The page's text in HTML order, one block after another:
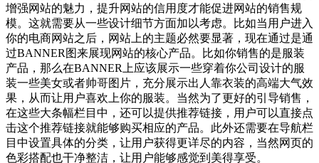
增强网站的魅力，提升网站的信用度才能促进网站的销售规
模。这就需要从一些设计细节方面加以考虑。比如当用户进入
你的电商网站之后，网站上的主题必然要显著，现在通过是通
过BANNER图来展现网站的核心产品。比如你销售的是服装
产品，那么在BANNER上应该展示一些穿着你公司设计的服
装一些美女或者帅哥图片，充分展示出人靠衣装的高端大气效
果，从而让用户喜欢上你的服装。当然为了更好的引导销售，
在这些大条幅栏目中，还可以提供推荐链接，用户可以直接点
击这个推荐链接就能够购买相应的产品。此外还需要在导航栏
目中设置具体的分类，让用户获得更详尽的内容，当然网页的
色彩搭配也干净整洁，让用户能够感觉到美得享受。